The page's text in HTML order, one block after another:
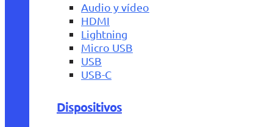
Audio y vídeo
HDMI
Lightning
Micro USB
USB
USB-C
Dispositivos